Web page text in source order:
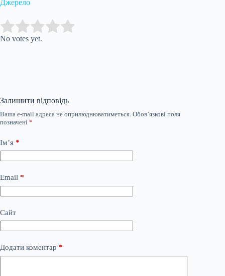
Джерело
Rate this item:
No votes yet.
Залишити відповідь
Ваша e-mail адреса не оприлюднюватиметься. Обов’язкові поля
позначені *
Ім’я *
Email *
Сайт
Додати коментар *